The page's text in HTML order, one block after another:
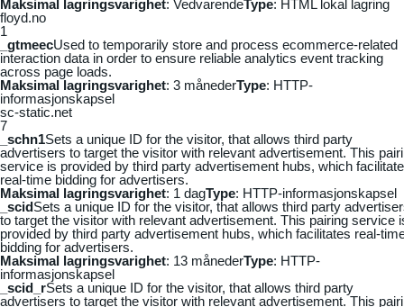
Maksimal lagringsvarighet: VedvarendeType: HTML lokal lagring
floyd.no
1
_gtmeecUsed to temporarily store and process ecommerce-related
interaction data in order to ensure reliable analytics event tracking
across page loads.
Maksimal lagringsvarighet: 3 månederType: HTTP-
informasjonskapsel
sc-static.net
7
_schn1Sets a unique ID for the visitor, that allows third party
advertisers to target the visitor with relevant advertisement. This
service is provided by third party advertisement hubs, which
real-time bidding for advertisers.
Maksimal lagringsvarighet: 1 dagType: HTTP-informasjonskapsel
_scidSets a unique ID for the visitor, that allows third party
to target the visitor with relevant advertisement. This pairing service
provided by third party advertisement hubs, which facilitates real-
bidding for advertisers.
Maksimal lagringsvarighet: 13 månederType: HTTP-
informasjonskapsel
_scid_rSets a unique ID for the visitor, that allows third party
advertisers to target the visitor with relevant advertisement. This